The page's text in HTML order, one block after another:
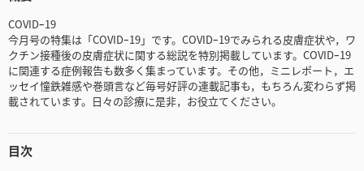
COVIDｰ19
今月号の特集は「COVIDｰ19」です。COVIDｰ19でみられる皮膚症状や，ワ
クチン接種後の皮膚症状に関する総説を特別掲載しています。COVIDｰ19
に関連する症例報告も数多く集まっています。その他，ミニレポート，エ
ッセイ憧鉄雑感や巻頭言など毎号好評の連載記事も，もちろん変わらず掲
載されています。日々の診療に是非，お役立てください。
目次